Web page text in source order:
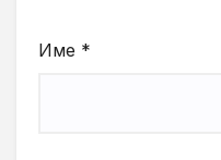
Име *